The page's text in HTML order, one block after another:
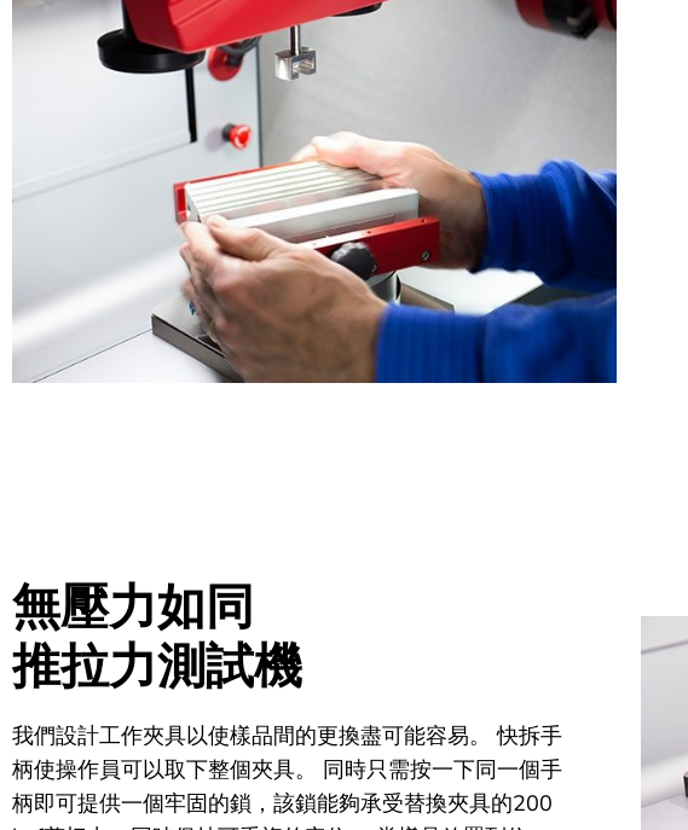
無壓力如同
推拉力測試機
我們設計工作夾具以使樣品間的更換盡可能容易。 快拆手
柄使操作員可以取下整個夾具。 同時只需按一下同一個手
柄即可提供一個牢固的鎖，該鎖能夠承受替換夾具的200